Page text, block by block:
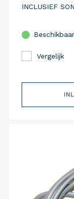
INCLUSIEF
Vergelijk